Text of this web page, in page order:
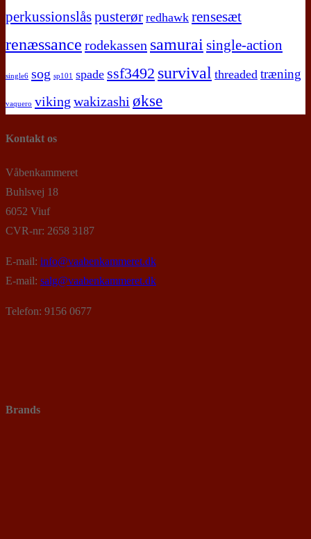
perkussionslåspusterør redhawk rensesæt
renæssance rodekassen samurai single-action
single6 sog sp101 spade ssf3492 survival threaded træning
vaquero viking wakizashi økse
Kontakt os
Våbenkammeret
Buhlsvej 18
6052 Viuf
CVR-nr: 2658 3187
E-mail: info@vaabenkammeret.dk
E-mail: salg@vaabenkammeret.dk
Telefon: 9156 0677
Brands